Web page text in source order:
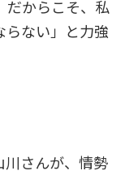
だからこそ、私
らない」と力強
さんが、情勢